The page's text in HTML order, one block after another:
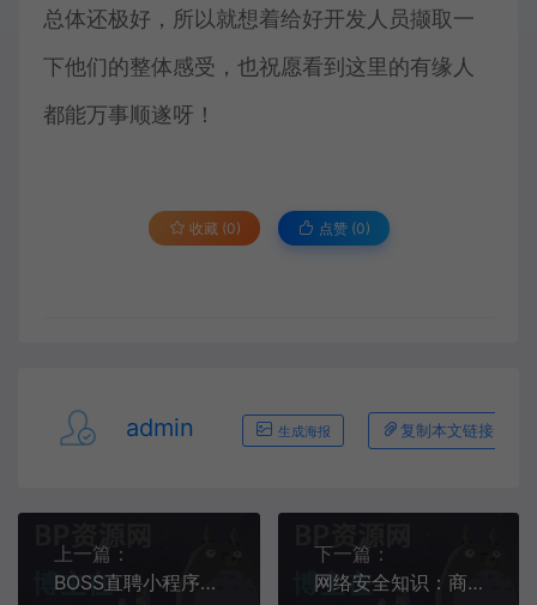
总体还极好，所以就想着给好开发人员撷取一
下他们的整体感受，也祝愿看到这里的有缘人
都能万事顺遂呀！
收藏 (0) 点赞 (0)
admin 生成海报 复制本文链接
上一篇：
BOSS直聘小程序开发解决方案
下一篇：
网络安全知识：商务旅行者的五项网络安全策略